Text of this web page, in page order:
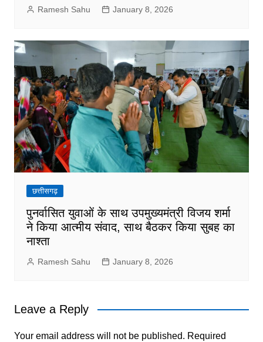
Ramesh Sahu January 8, 2026
छत्तीसगढ़
पुनर्वासित युवाओं के साथ उपमुख्यमंत्री विजय शर्मा
ने किया आत्मीय संवाद, साथ बैठकर किया सुबह का
नाश्ता
Ramesh Sahu January 8, 2026
Leave a Reply
Your email address will not be published. Required